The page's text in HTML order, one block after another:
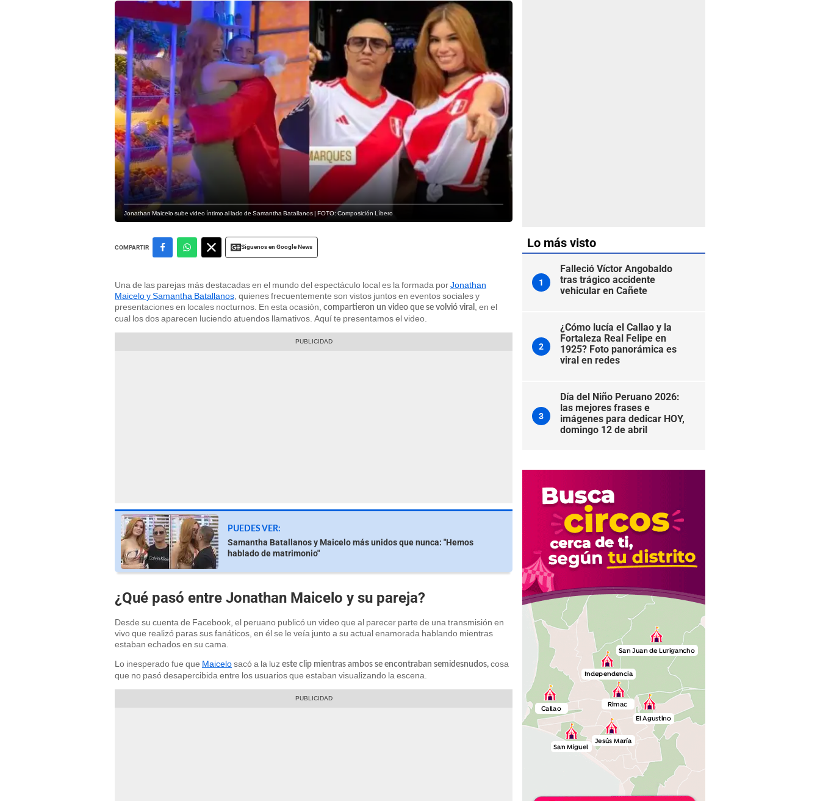
Jonathan Maicelo sube video íntimo al lado de Samantha Batallanos | FOTO: Composición Líbero
COMPARTIR Siguenos en Google News
Una de las parejas más destacadas en el mundo del espectáculo local es la formada porJonathan
Maicelo y Samantha Batallanos , quienes frecuentemente son vistos juntos en eventos sociales y
presentaciones en locales nocturnos. En esta ocasión, compartieron un video que se volvió viral
, en el
cual los dos aparecen luciendo atuendos llamativos. Aquí te presentamos el video.
PUEDES VER:
Samantha Batallanos y Maicelo más unidos que nunca: "Hemos
hablado de matrimonio"
¿Qué pasó entre Jonathan Maicelo y su pareja?
Desde su cuenta de Facebook, el peruano publicó un video que al parecer parte de una transmisión en
vivo que realizó paras sus fanáticos, en él se le veía junto a su actual enamorada hablando mientras
estaban echados en su cama.
Lo inesperado fue que Maicelosacó a la luz este clip mientras ambos se encontraban semidesnudos, cosa
que no pasó desapercibida entre los usuarios que estaban visualizando la escena.
Lo más visto
1
Falleció Víctor Angobaldo
tras trágico accidente
vehicular en Cañete
2
¿Cómo lucía el Callao y la
Fortaleza Real Felipe en
1925? Foto panorámica es
viral en redes
3
Día del Niño Peruano 2026:
las mejores frases e
imágenes para dedicar HOY,
domingo 12 de abril